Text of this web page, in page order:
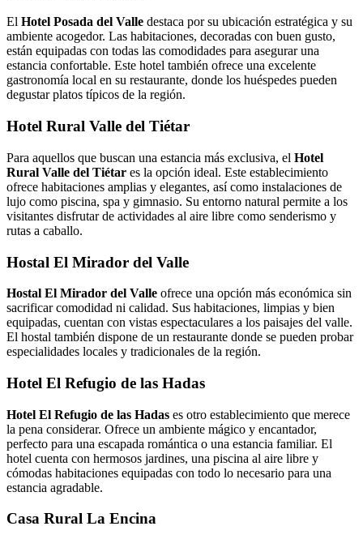
El Hotel Posada del Valle destaca por su ubicación estratégica y su
ambiente acogedor. Las habitaciones, decoradas con buen gusto,
están equipadas con todas las comodidades para asegurar una
estancia confortable. Este hotel también ofrece una excelente
gastronomía local en su restaurante, donde los huéspedes pueden
degustar platos típicos de la región.
Hotel Rural Valle del Tiétar
Para aquellos que buscan una estancia más exclusiva, el Hotel
Rural Valle del Tiétar es la opción ideal. Este establecimiento
ofrece habitaciones amplias y elegantes, así como instalaciones de
lujo como piscina, spa y gimnasio. Su entorno natural permite a los
visitantes disfrutar de actividades al aire libre como senderismo y
rutas a caballo.
Hostal El Mirador del Valle
Hostal El Mirador del Valle ofrece una opción más económica sin
sacrificar comodidad ni calidad. Sus habitaciones, limpias y bien
equipadas, cuentan con vistas espectaculares a los paisajes del valle.
El hostal también dispone de un restaurante donde se pueden probar
especialidades locales y tradicionales de la región.
Hotel El Refugio de las Hadas
Hotel El Refugio de las Hadas es otro establecimiento que merece
la pena considerar. Ofrece un ambiente mágico y encantador,
perfecto para una escapada romántica o una estancia familiar. El
hotel cuenta con hermosos jardines, una piscina al aire libre y
cómodas habitaciones equipadas con todo lo necesario para una
estancia agradable.
Casa Rural La Encina